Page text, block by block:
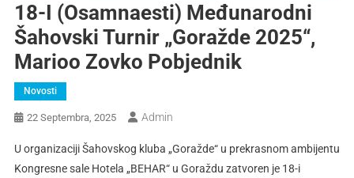
18-I (osamnaesti) Međunarodni
Šahovski Turnir „Goražde 2025“,
Marioo Zovko Pobjednik
Novosti
22 Septembra, 2025 Admin
U organizaciji Šahovskog kluba „Goražde“ u prekrasnom ambijentu
Kongresne sale Hotela „BEHAR“ u Goraždu zatvoren je 18-i